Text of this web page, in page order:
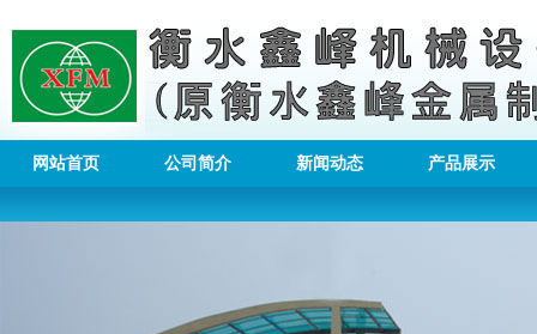
网站首页 公司简介 新闻动态 产品展示